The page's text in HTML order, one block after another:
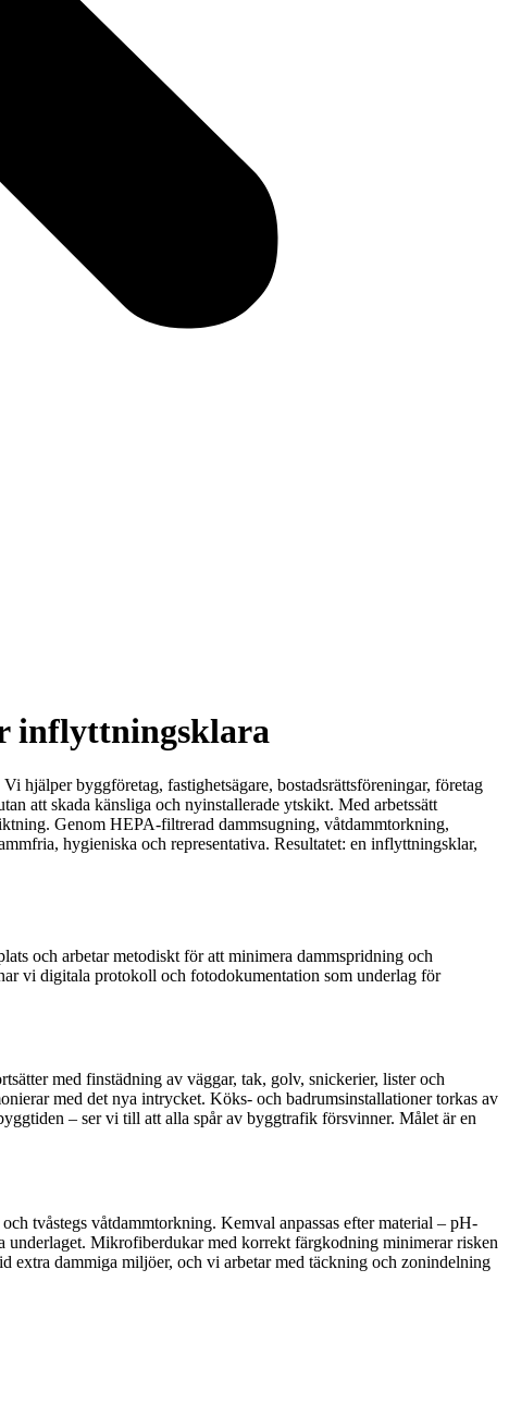
inflyttningsklara
hjälper byggföretag, fastighetsägare, bostadsrättsföreningar, företag
att skada känsliga och nyinstallerade ytskikt. Med arbetssätt
Genom HEPA-filtrerad dammsugning, våtdammtorkning,
hygieniska och representativa. Resultatet: en inflyttningsklar,
och arbetar metodiskt för att minimera dammspridning och
vi digitala protokoll och fotodokumentation som underlag för
med finstädning av väggar, tak, golv, snickerier, lister och
med det nya intrycket. Köks- och badrumsinstallationer torkas av
– ser vi till att alla spår av byggtrafik försvinner. Målet är en
tvåstegs våtdammtorkning. Kemval anpassas efter material – pH-
underlaget. Mikrofiberdukar med korrekt färgkodning minimerar risken
extra dammiga miljöer, och vi arbetar med täckning och zonindelning